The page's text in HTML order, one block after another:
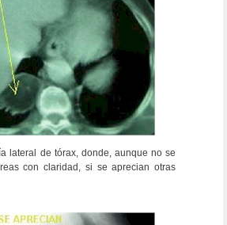
lateral de tórax, donde, aunque no se
con claridad, si se aprecian otras